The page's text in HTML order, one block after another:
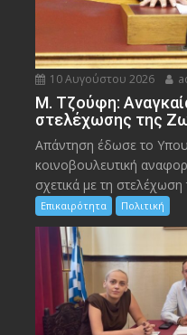
10 Αυγούστου 2026
M. Τζούφη:
στελέχωσης της
Απάντηση έδωσε το
κοινοβουλευτική
σχετικά με τη στελέχωση
Επικαιρότητα Πολιτική